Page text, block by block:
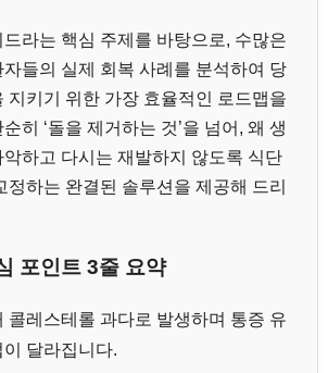
라는 핵심 주제를 바탕으로, 수많은
들의 실제 회복 사례를 분석하여 당
지키기 위한 가장 효율적인 로드맵을
히 ‘돌을 제거하는 것’을 넘어, 왜 생
하고 다시는 재발하지 않도록 식단
정하는 완결된 솔루션을 제공해 드리
포인트 3줄 요약
콜레스테롤 과다로 발생하며 통증 유
달라집니다.